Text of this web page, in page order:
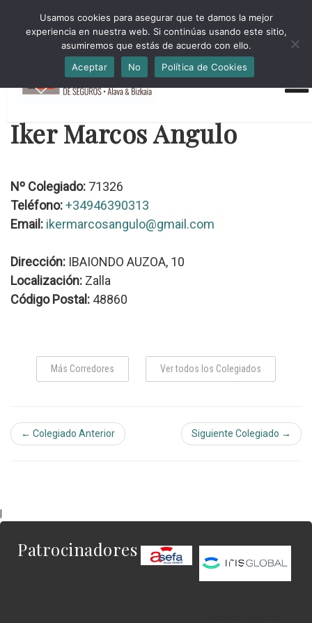
HORARIO INVIERNO Lun-Jue 09:00-16:30 Vier 9:00-14:00
administracion@cmsab.eus 94.442.43.43 Móvil y Whatsapp
688.889.170
Iker Marcos Angulo
Nº Colegiado: 71326
Teléfono:+34946390313
Email: ikermarcosangulo@gmail.com
Dirección: IBAIONDO AUZOA, 10
Localización: Zalla
Código Postal: 48860
Más Corredores Ver todos los Colegiados
← Colegiado Anterior Siguiente Colegiado →
Patrocinadores
Usamos cookies para asegurar que te damos la mejor
experiencia en nuestra web. Si continúas usando este sitio,
asumiremos que estás de acuerdo con ello.
Aceptar
No Política de Cookies